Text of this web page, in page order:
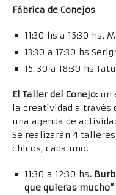
Fábrica de Conejos
11:30 hs a 15:30 hs.
13:30 a 17:30 hs
15: 30 a 18:30 hs
El Taller del Conejo: un
la creatividad a través
una agenda de
Se realizarán 4
chicos, cada uno.
11:30 a 12:30 hs.
que quieras mucho”